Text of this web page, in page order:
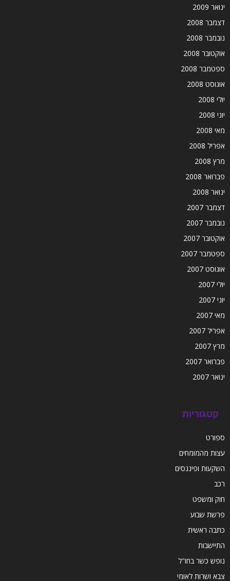
ינואר 2009
דצמבר 2008
נובמבר 2008
אוקטובר 2008
ספטמבר 2008
אוגוסט 2008
יולי 2008
יוני 2008
מאי 2008
אפריל 2008
מרץ 2008
פברואר 2008
ינואר 2008
דצמבר 2007
נובמבר 2007
אוקטובר 2007
ספטמבר 2007
אוגוסט 2007
יולי 2007
יוני 2007
מאי 2007
אפריל 2007
מרץ 2007
פברואר 2007
ינואר 2007
קטגוריות
ספורט
עצות מהמומחים
השקעות ופיננסים
רכב
חוק ומשפט
פרשת שבוע
כתבה ראשית
התיישבות
נופש כשר בחו"ל
צבא ושרות לאומי